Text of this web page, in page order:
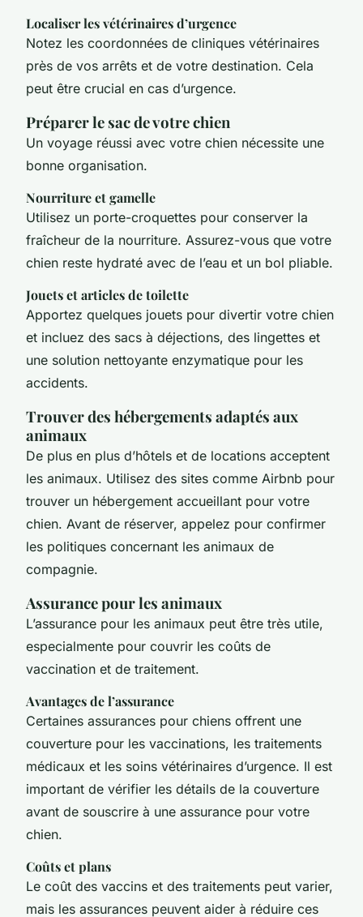
Localiser les vétérinaires d’urgence
Notez les coordonnées de cliniques vétérinaires
près de vos arrêts et de votre destination. Cela
peut être crucial en cas d’urgence.
Préparer le sac de votre chien
Un voyage réussi avec votre chien nécessite une
bonne organisation.
Nourriture et gamelle
Utilisez un porte-croquettes pour conserver la
fraîcheur de la nourriture. Assurez-vous que votre
chien reste hydraté avec de l’eau et un bol pliable.
Jouets et articles de toilette
Apportez quelques jouets pour divertir votre chien
et incluez des sacs à déjections, des lingettes et
une solution nettoyante enzymatique pour les
accidents.
Trouver des hébergements adaptés aux
animaux
De plus en plus d’hôtels et de locations acceptent
les animaux. Utilisez des sites comme Airbnb pour
trouver un hébergement accueillant pour votre
chien. Avant de réserver, appelez pour confirmer
les politiques concernant les animaux de
compagnie.
Assurance pour les animaux
L’assurance pour les animaux peut être très utile,
especialmente pour couvrir les coûts de
vaccination et de traitement.
Avantages de l’assurance
Certaines assurances pour chiens offrent une
couverture pour les vaccinations, les traitements
médicaux et les soins vétérinaires d’urgence. Il est
important de vérifier les détails de la couverture
avant de souscrire à une assurance pour votre
chien.
Coûts et plans
Le coût des vaccins et des traitements peut varier,
mais les assurances peuvent aider à réduire ces